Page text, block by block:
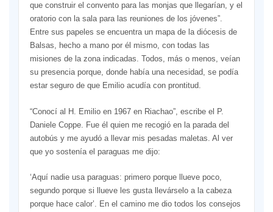
que construir el convento para las monjas que llegarían, y el
oratorio con la sala para las reuniones de los jóvenes”.
Entre sus papeles se encuentra un mapa de la diócesis de
Balsas, hecho a mano por él mismo, con todas las
misiones de la zona indicadas. Todos, más o menos, veían
su presencia porque, donde había una necesidad, se podía
estar seguro de que Emilio acudía con prontitud.
“Conocí al H. Emilio en 1967 en Riachao”, escribe el P.
Daniele Coppe. Fue él quien me recogió en la parada del
autobús y me ayudó a llevar mis pesadas maletas. Al ver
que yo sostenía el paraguas me dijo:
‘Aquí nadie usa paraguas: primero porque llueve poco,
segundo porque si llueve les gusta llevárselo a la cabeza
porque hace calor’. En el camino me dio todos los consejos